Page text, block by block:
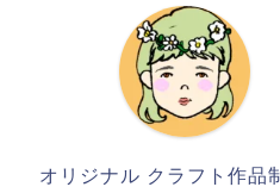
オリジナル クラフト作品